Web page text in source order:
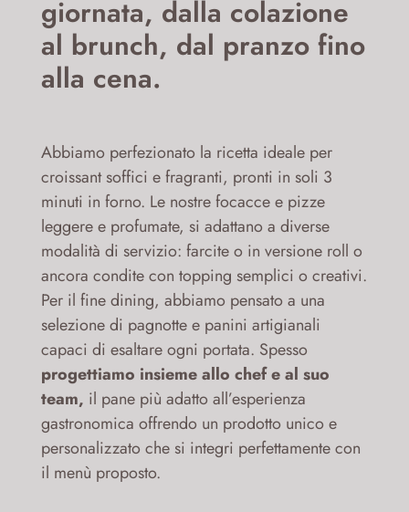
giornata, dalla colazione
al brunch, dal pranzo fino
alla cena.
Abbiamo perfezionato la ricetta ideale per
croissant soffici e fragranti, pronti in soli 3
minuti in forno. Le nostre focacce e pizze
leggere e profumate, si adattano a diverse
modalità di servizio: farcite o in versione roll o
ancora condite con topping semplici o creativi.
Per il fine dining, abbiamo pensato a una
selezione di pagnotte e panini artigianali
capaci di esaltare ogni portata. Spesso
progettiamo insieme allo chef e al suo
team, il pane più adatto all’esperienza
gastronomica offrendo un prodotto unico e
personalizzato che si integri perfettamente con
il menù proposto.